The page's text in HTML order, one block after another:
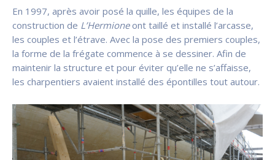
En 1997, après avoir posé la quille, les équipes de la
construction de L’Hermioneont taillé et installé l’arcasse,
les couples et l’étrave. Avec la pose des premiers couples,
la forme de la frégate commence à se dessiner. Afin de
maintenir la structure et pour éviter qu’elle ne s’affaisse,
les charpentiers avaient installé des épontilles tout autour.